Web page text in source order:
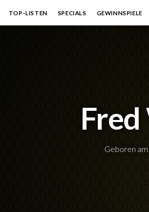
TOP-LISTEN SPECIALS GEWINNSPIELE
Geboren am